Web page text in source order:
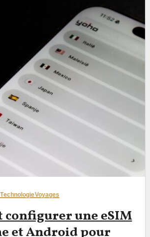
TechnologieVoyages
configurer une eSIM
et Android pour